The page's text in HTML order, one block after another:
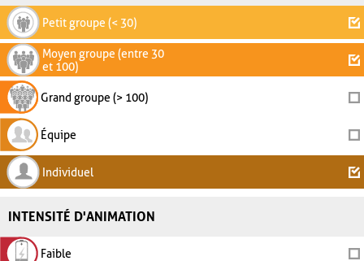
Petit groupe (< 30)
Moyen groupe (entre 30
et 100)
Grand groupe (> 100)
Équipe
Individuel
INTENSITÉ D'ANIMATION
Faible